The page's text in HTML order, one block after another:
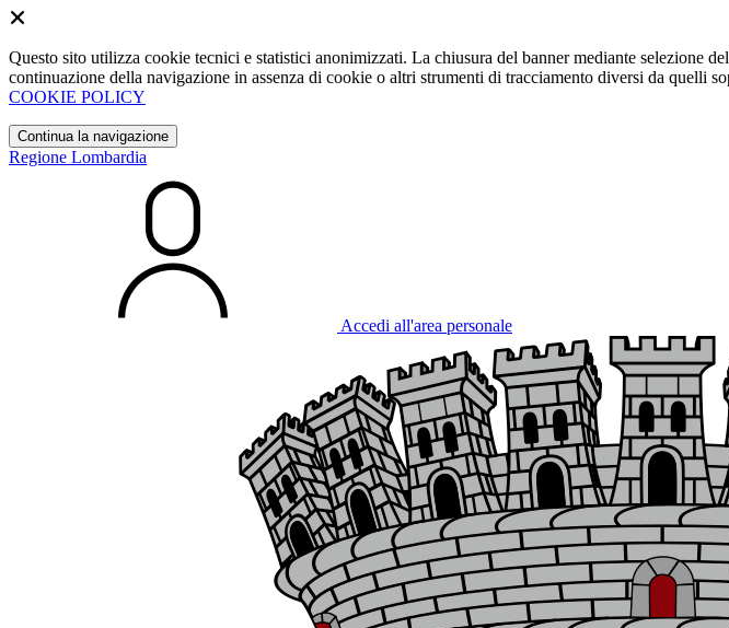
Questo sito utilizza cookie tecnici e statistici anonimizzati. La chiusura del banner mediante selezione
continuazione della navigazione in assenza di cookie o altri strumenti di tracciamento diversi da quelli
COOKIE POLICY
Continua la navigazione
Regione Lombardia
Accedi all'area personale